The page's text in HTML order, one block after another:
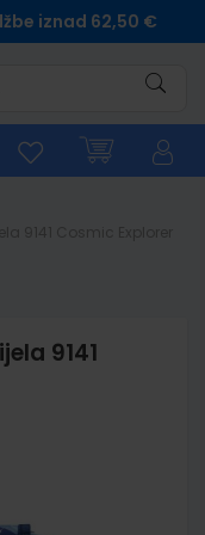
iznad 62,50 €
9141